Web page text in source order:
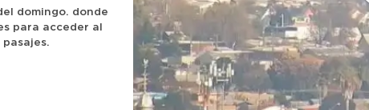
domingo. donde
para acceder al